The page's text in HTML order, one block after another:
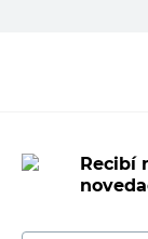
Recibí